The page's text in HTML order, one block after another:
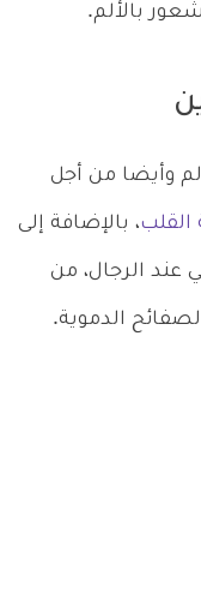
وأيضا من أجل
القلب، بالإضافة إلى
عند الرجال، من
الدموية.